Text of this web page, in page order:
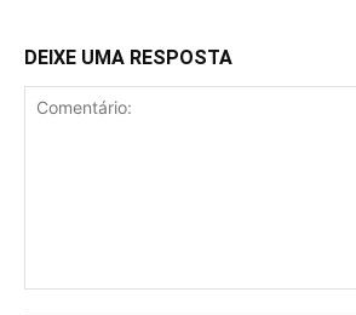
DEIXE UMA RESPOSTA